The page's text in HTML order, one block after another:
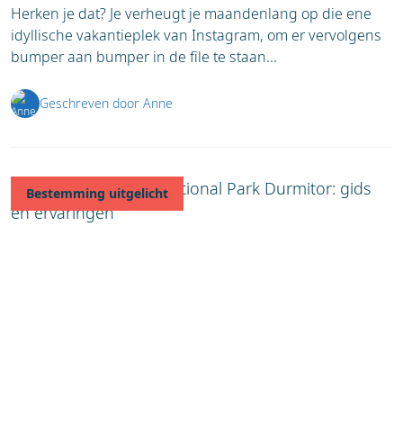
Herken je dat? Je verheugt je maandenlang op die ene
idyllische vakantieplek van Instagram, om er vervolgens
bumper aan bumper in de file te staan...
Geschreven door Anne
Bestemming uitgelicht